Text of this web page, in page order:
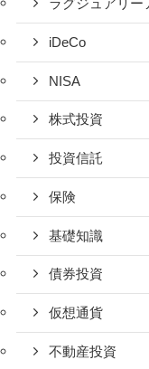
ラグジュアリー
iDeCo
NISA
株式投資
投資信託
保険
基礎知識
債券投資
仮想通貨
不動産投資